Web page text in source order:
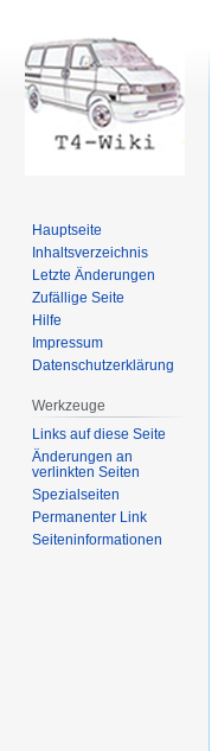
Hauptseite
Inhaltsverzeichnis
Letzte Änderungen
Zufällige Seite
Hilfe
Impressum
Datenschutzerklärung
Werkzeuge
Links auf diese Seite
Änderungen an
verlinkten Seiten
Spezialseiten
Permanenter Link
Seiten­informationen